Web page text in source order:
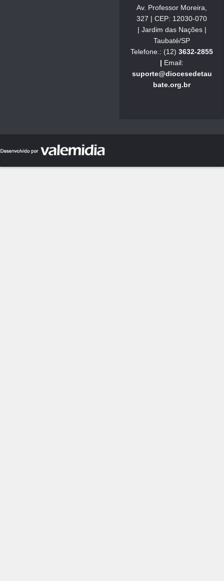
Av. Professor Moreira,
327 | CEP: 12030-070
| Jardim das Nações |
Taubaté/SP
Telefone.: (12) 3632-2855
| Email:
suporte@diocesedetau
bate.org.br